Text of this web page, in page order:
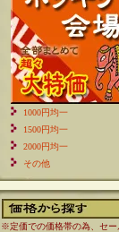
1000円均一
1500円均一
2000円均一
その他
※定価での価格帯の為、セー